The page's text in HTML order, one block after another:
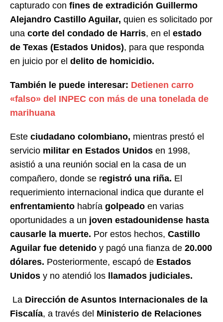
capturado con fines de extradición Guillermo
Alejandro Castillo Aguilar, quien es solicitado por
una corte del condado de Harris, en el estado
de Texas (Estados Unidos), para que responda
en juicio por el delito de homicidio.
También le puede interesar: Detienen carro
«falso» del INPEC con más de una tonelada de
marihuana
Este ciudadano colombiano, mientras prestó el
servicio militar en Estados Unidos en 1998,
asistió a una reunión social en la casa de un
compañero, donde se registró una riña. El
requerimiento internacional indica que durante el
enfrentamiento habría golpeado en varias
oportunidades a un joven estadounidense hasta
causarle la muerte. Por estos hechos, Castillo
Aguilar fue detenido y pagó una fianza de 20.000
dólares. Posteriormente, escapó de Estados
Unidos y no atendió los llamados judiciales.
La Dirección de Asuntos Internacionales de la
Fiscalía, a través del Ministerio de Relaciones